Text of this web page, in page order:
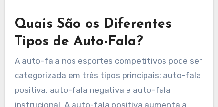
Quais São os Diferentes
Tipos de Auto-Fala?
A auto-fala nos esportes competitivos pode ser
categorizada em três tipos principais: auto-fala
positiva, auto-fala negativa e auto-fala
instrucional. A auto-fala positiva aumenta a